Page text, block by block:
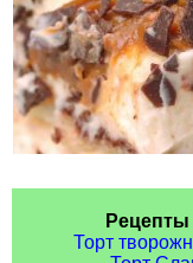
Рецепты
Торт